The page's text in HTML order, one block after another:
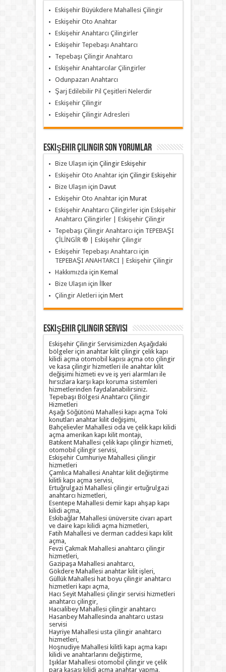
Eskişehir Büyükdere Mahallesi Çilingir
Eskişehir Oto Anahtar
Eskişehir Anahtarcı Çilingirler
Eskişehir Tepebaşı Anahtarcı
Tepebaşı Çilingir Anahtarcı
Eskişehir Anahtarcılar Çilingirler
Odunpazarı Anahtarcı
Şarj Edilebilir Pil Çeşitleri Nelerdir
Eskişehir Çilingir
Eskişehir Çilingir Adresleri
Eskişehir Çilingir Son Yorumlar
Bize Ulaşın için Çilingir Eskişehir
Eskişehir Oto Anahtariçin Çilingir Eskişehir
Bize Ulaşın için Davut
Eskişehir Oto Anahtariçin Murat
Eskişehir Anahtarcı Çilingirleriçin Eskişehir
Anahtarcı Çilingirler | Eskişehir Çilingir
Tepebaşı Çilingir Anahtarcı için TEPEBAŞI
ÇİLİNGİR ® | Eskişehir Çilingir
Eskişehir Tepebaşı Anahtarcı için
TEPEBAŞI ANAHTARCI | Eskişehir Çilingir
Hakkımızda için Kemal
Bize Ulaşın için
İlker
Çilingir Aletleri için Mert
Eskişehir Çilingir Servisi
Eskişehir Çilingir Servisimizden Aşağıdaki
bölgeler için anahtar kilit çilingir çelik kapı
kilidi açma otomobil kapısı açma oto çilingir
ve kasa çilingir hizmetleri ile anahtar kilit
değişimi hizmeti ev ve iş yeri alarmları ile
hırsızlara karşı kapı koruma sistemleri
hizmetlerinden faydalanabilirsiniz.
Tepebaşı Bölgesi Anahtarcı Çilingir
Hizmetleri
Aşağı Söğütönü Mahallesi kapı açma Toki
konutları anahtar kilit değişimi,
Bahçelievler Mahallesi oda ve çelik kapı kilidi
açma amerikan kapı kilit montajı,
Batıkent Mahallesi çelik kapı çilingir hizmeti,
otomobil çilingir servisi,
Eskişehir Cumhuriye Mahallesi çilingir
hizmetleri
Çamlıca Mahallesi Anahtar kilit değiştirme
kilitli kapı açma servisi,
Ertuğrulgazi Mahallesi çilingir ertuğrulgazi
anahtarcı hizmetleri,
Esentepe Mahallesi demir kapı ahşap kapı
kilidi açma,
Eskibağlar Mahallesi ünüversite civarı apart
ve daire kapı kilidi açma hizmetleri,
Fatih Mahallesi ve derman caddesi kapı kilit
açma,
Fevzi Çakmak Mahallesi anahtarcı çilingir
hizmetleri,
Gazipaşa Mahallesi anahtarcı,
Gökdere Mahallesi anahtar kilit işleri,
Güllük Mahallesi hat boyu çilingir anahtarcı
hizmetleri kapı açma,
Hacı Seyit Mahallesi çilingir servisi hizmetleri
anahtarcı çilingir,
Hacıalibey Mahallesi çilingir anahtarcı
Hasanbey Mahallesinda anahtarcı ustası
servisi
Hayriye Mahallesi usta çilingir anahtarcı
hizmetleri,
Hoşnudiye Mahallesi kilitli kapı açma kapı
kilidi ve anahtarlarını değiştirme,
Işıklar Mahallesi otomobil çilingir ve çelik
para kasası kilidi açma anahtar yapma,